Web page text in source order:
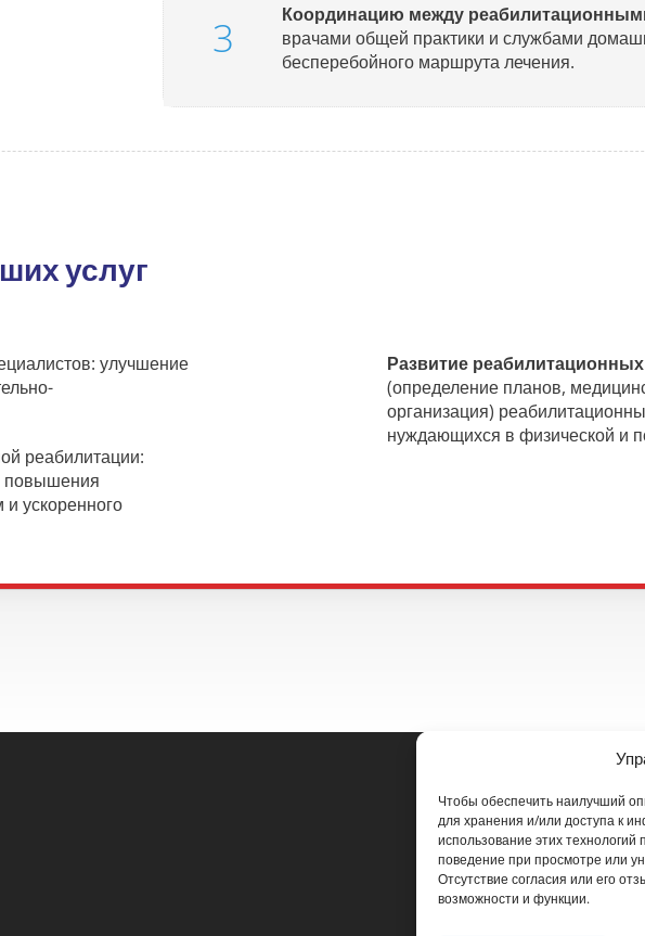
Чтобы обеспечить наилучший
для хранения и/или доступа к
использование этих
поведение при просмотре или
Отсутствие согласия или его
возможности и функции.
Координацию между
врачами общей практики и службами
бесперебойного маршрута лечения.
услуг
улучшение
реабилитации:
повышения
ускоренного
Развитие
(определение планов,
организация)
нуждающихся в физической и